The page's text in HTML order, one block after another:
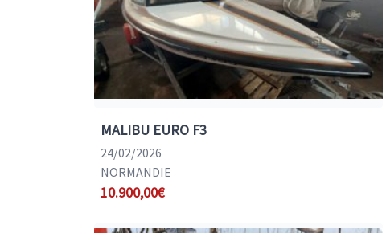
MALIBU EURO F3
24/02/2026
NORMANDIE
10.900,00€